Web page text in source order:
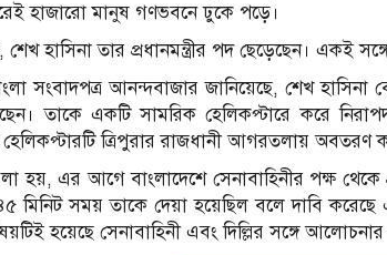
হাজারো মানুষ গণভবনে ঢুকে পড়ে।
শেখ হাসিনা তার প্রধানমন্ত্রীর পদ ছেড়েছেন। একই
সংবাদপত্র আনন্দবাজার জানিয়েছে, শেখ
তাকে একটি সামরিক হেলিকপ্টারে করে
হেলিকপ্টারটি ত্রিপুরার রাজধানী আগরতলায় অবতরণ
হয়, এর আগে বাংলাদেশে সেনাবাহিনীর পক্ষ থেকে
মিনিট সময় তাকে দেয়া হয়েছিল বলে দাবি
হয়েছে সেনাবাহিনী এবং দিল্লির সঙ্গে